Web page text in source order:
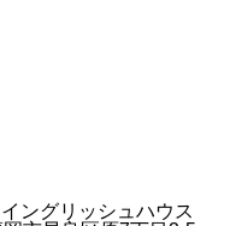
ングリッシュハウス